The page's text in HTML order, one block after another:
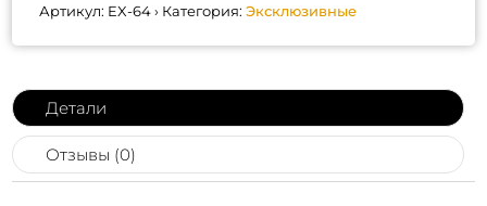
Артикул: EX-64 Категория:Эксклюзивные
Детали
Отзывы (0)